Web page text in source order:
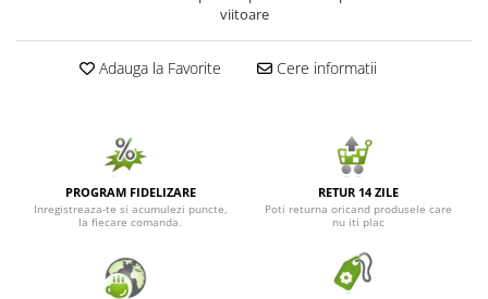
Seminte de Legume/Fructe
viitoare
Adauga la Favorite Cere informatii
PROGRAM FIDELIZARE
Inregistreaza-te si acumulezi puncte,
la fiecare comanda.
RETUR 14 ZILE
Poti returna oricand produsele care
nu iti plac